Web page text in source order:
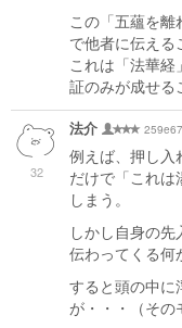
この「五蘊を
で他者に伝える
これは「法華経
証のみが成せる
32
法介
例えば、押し入
だけで「これは
しまう。
しかし自身の
伝わってくる何
すると頭の中に
が・・・（その